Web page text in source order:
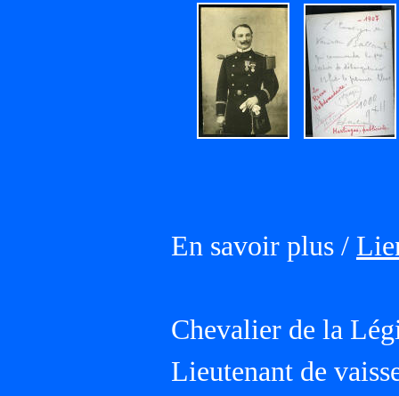
En savoir plus /
Chevalier de la
Lieutenant de